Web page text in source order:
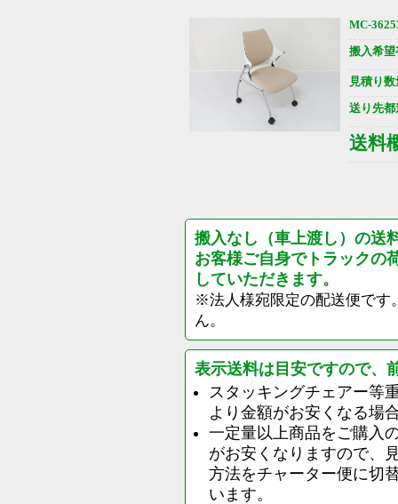
MC-
搬入希望
見積り数
送り先都
送料
搬入なし（車上渡し）の送
お客様ご自身でトラックの
していただきます。
※法人様宛限定の配送便です
ん。
表示送料は目安ですので、
スタッキングチェアー等
より金額がお安くなる場
一定量以上商品をご購入
がお安くなりますので、
方法をチャーター便に切
います。